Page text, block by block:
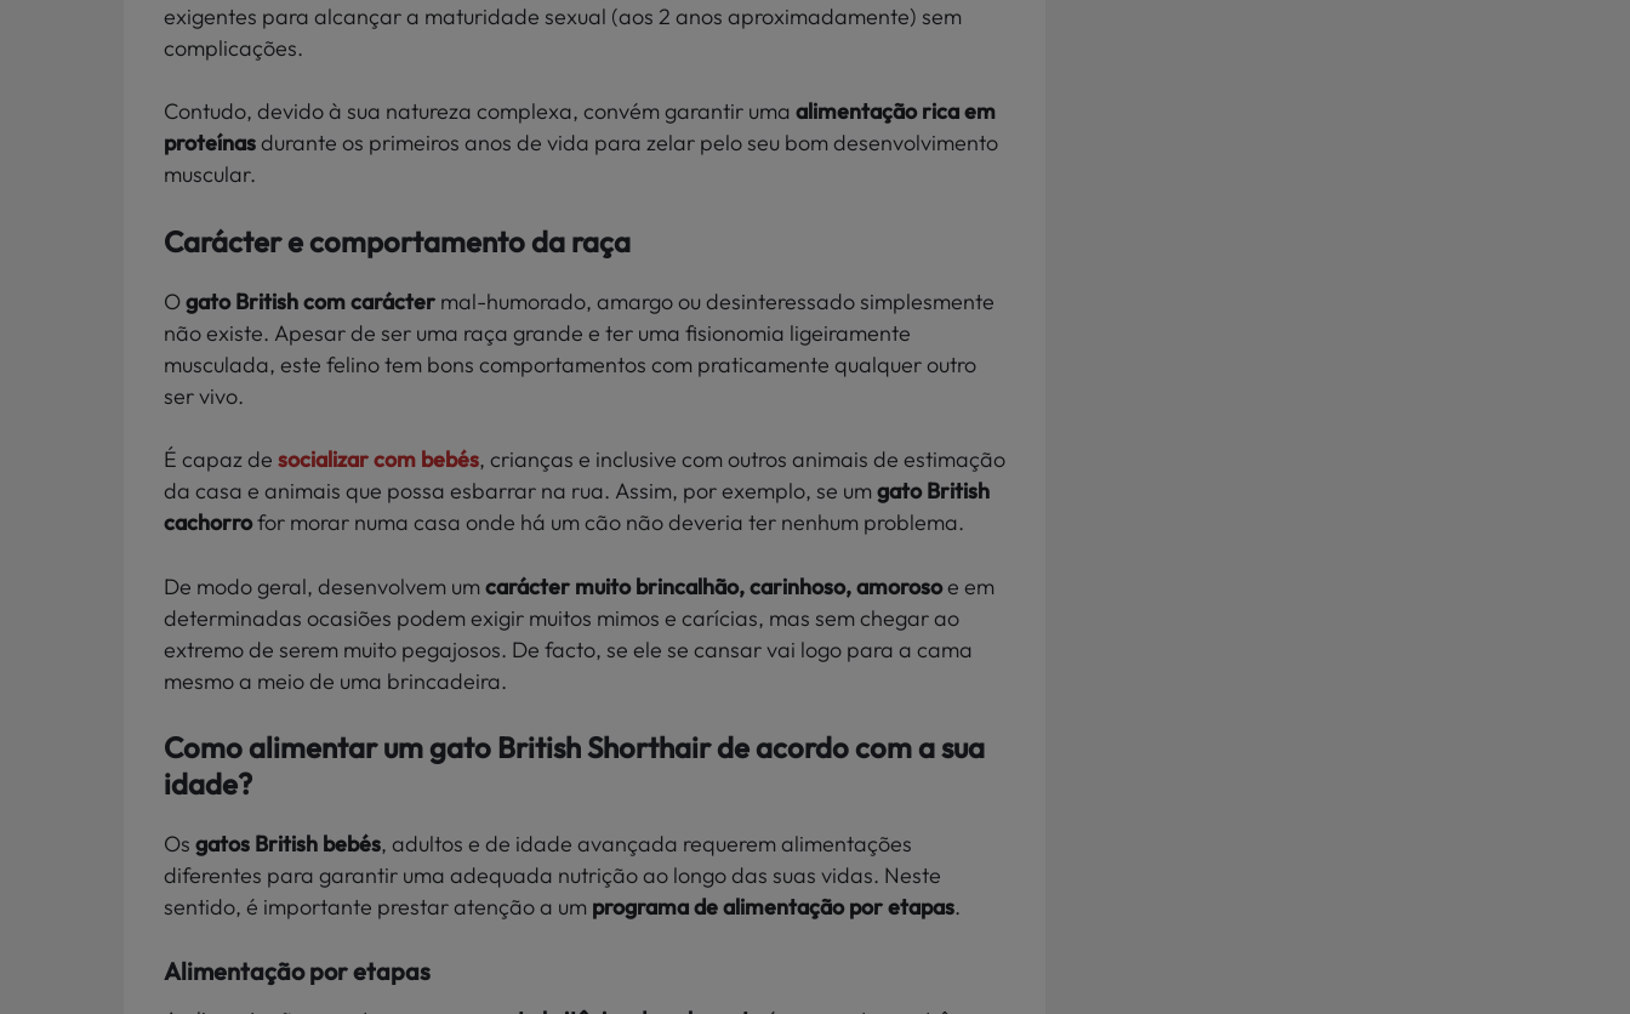
exigentes para alcançar a maturidade sexual (aos 2 anos aproximadamente) sem
complicações.
Contudo, devido à sua natureza complexa, convém garantir uma alimentação rica em
proteínasdurante os primeiros anos de vida para zelar pelo seu bom desenvolvimento
muscular.
Carácter e comportamento da raça
Ogato British com carácter mal-humorado, amargo ou desinteressado simplesmente
não existe. Apesar de ser uma raça grande e ter uma fisionomia ligeiramente
musculada, este felino tem bons comportamentos com praticamente qualquer outro
ser vivo.
É capaz de socializar com bebés, crianças e inclusive com outros animais de estimação
da casa e animais que possa esbarrar na rua. Assim, por exemplo, se um gato British
cachorrofor morar numa casa onde há um cão não deveria ter nenhum problema.
De modo geral, desenvolvem um carácter muito brincalhão, carinhoso, amorosoe em
determinadas ocasiões podem exigir muitos mimos e carícias, mas sem chegar ao
extremo de serem muito pegajosos. De facto, se ele se cansar vai logo para a cama
mesmo a meio de uma brincadeira.
Como alimentar um gato British Shorthair de acordo com a sua
idade?
Os gatos British bebés, adultos e de idade avançada requerem alimentações
diferentes para garantir uma adequada nutrição ao longo das suas vidas. Neste
sentido, é importante prestar atenção a um programa de alimentação por etapas.
Alimentação por etapas